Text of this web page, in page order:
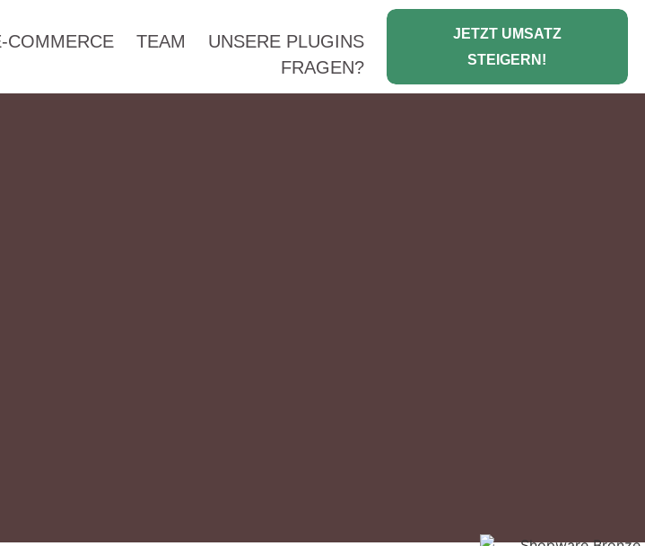
COMMERCE TEAM
UNSERE PLUGINS
FRAGEN?
JETZT UMSATZ
STEIGERN!